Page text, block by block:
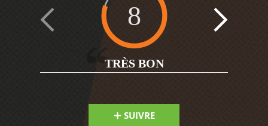
8
TRÈS BON
SUIVRE